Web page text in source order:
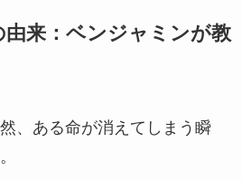
由来：ベンジャミンが教
、ある命が消えてしまう瞬